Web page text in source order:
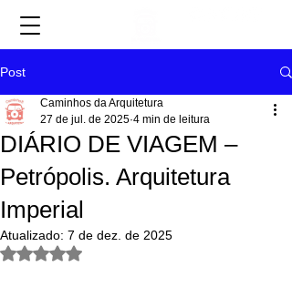
Post
DIÁRIO DE VIAGEM –
Petrópolis. Arquitetura
Imperial
Caminhos da Arquitetura
27 de jul. de 2025 4 min de leitura
Atualizado: 7 de dez. de 2025
Avaliado com NaN de 5 estrelas.